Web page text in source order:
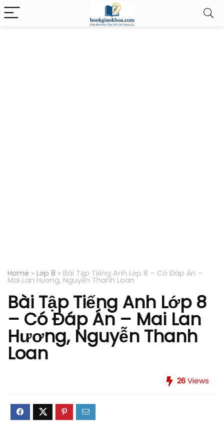
Home » Lớp 8 » Bài Tập Tiếng Anh Lớp 8 – Có Đáp Án –
Mai Lan Hương, Nguyễn Thanh Loan
Bài Tập Tiếng Anh Lớp 8
– Có Đáp Án – Mai Lan
Hương, Nguyễn Thanh
Loan
26Views